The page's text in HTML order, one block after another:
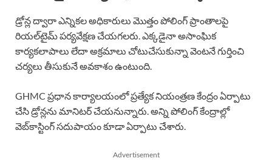
డ్రోన్ల ద్వారా ఎన్నికల అధికారులు మొత్తం పోలింగ్ ప్రాంతాలపై
రియల్‌టైమ్ పర్యవేక్షణ చేయగలరు. ఎక్కడైనా అసాంఘిక
కార్యకలాపాలు లేదా అక్రమాలు చోటుచేసుకున్నా వెంటనే గుర్తించి
చర్యలు తీసుకునే అవకాశం ఉంటుంది.
GHMC ప్రధాన కార్యాలయంలో ప్రత్యేక నియంత్రణ కేంద్రం ఏర్పాటు
చేసి డ్రోన్లను మానిటర్ చేయనున్నారు. అన్ని పోలింగ్ కేంద్రాల్లో
వెబ్‌కాస్టింగ్ సదుపాయం కూడా ఏర్పాటు చేశారు.
Advertisement